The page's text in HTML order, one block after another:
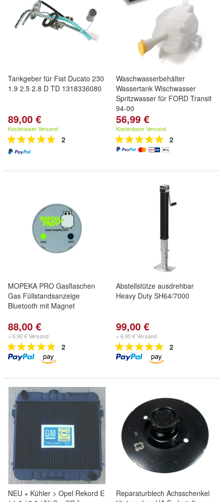
Tankgeber für Fiat Ducato 230
1.9 2.5 2.8 D TD 1318336080
89,00 €
Kostenloser Versand
2
Waschwasserbehälter
Wassertank Wischwasser
Spritzwasser für FORD Transit
94-00
56,99 €
Kostenloser Versand
2
MOPEKA PRO Gasflaschen
Gas Füllstandsanzeige
Bluetooth mit Magnet
88,00 €
+ 6,90 € Versand
2
Abstellstütze ausdrehbar
Heavy Duty SH64/7000
99,00 €
+ 6,90 € Versand
2
NEU + Kühler > Opel Rekord E
Reparaturblech Achsschenkel